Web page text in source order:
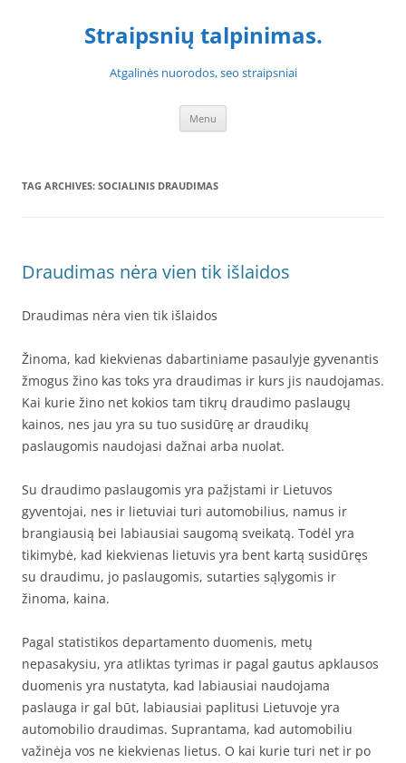
Straipsnių talpinimas.
Atgalinės nuorodos, seo straipsniai
Menu
TAG ARCHIVES: SOCIALINIS DRAUDIMAS
Draudimas nėra vien tik išlaidos
Draudimas nėra vien tik išlaidos
Žinoma, kad kiekvienas dabartiniame pasaulyje gyvenantis
žmogus žino kas toks yra draudimas ir kurs jis naudojamas.
Kai kurie žino net kokios tam tikrų draudimo paslaugų
kainos, nes jau yra su tuo susidūrę ar draudikų
paslaugomis naudojasi dažnai arba nuolat.
Su draudimo paslaugomis yra pažįstami ir Lietuvos
gyventojai, nes ir lietuviai turi automobilius, namus ir
brangiausią bei labiausiai saugomą sveikatą. Todėl yra
tikimybė, kad kiekvienas lietuvis yra bent kartą susidūręs
su draudimu, jo paslaugomis, sutarties sąlygomis ir
žinoma, kaina.
Pagal statistikos departamento duomenis, metų
nepasakysiu, yra atliktas tyrimas ir pagal gautus apklausos
duomenis yra nustatyta, kad labiausiai naudojama
paslauga ir gal būt, labiausiai paplitusi Lietuvoje yra
automobilio draudimas. Suprantama, kad automobiliu
važinėja vos ne kiekvienas lietus. O kai kurie turi net ir po